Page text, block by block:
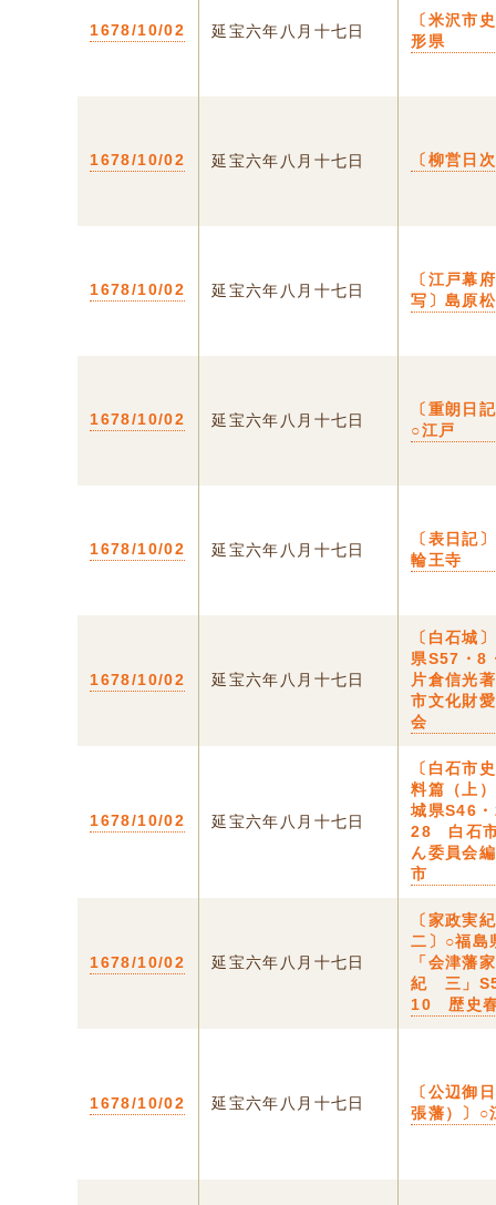
1678/10/02 延宝六年八月十七日
〔米沢市
形県
1678/10/02 延宝六年八月十七日 〔柳営日
1678/10/02 延宝六年八月十七日
〔江戸
写〕島原
1678/10/02 延宝六年八月十七日
〔重朗日
○江戸
1678/10/02 延宝六年八月十七日
〔表日記
輪王寺
1678/10/02 延宝六年八月十七日
〔白石城
県S57・
片倉信光
市文化財
会
1678/10/02 延宝六年八月十七日
〔白石市
料篇（上
城県S46
28 白石
ん委員会
市
1678/10/02 延宝六年八月十七日
〔家政実
二〕○福島
「会津藩
紀 三」
10 歴史
1678/10/02 延宝六年八月十七日
〔公辺御
張藩）〕○